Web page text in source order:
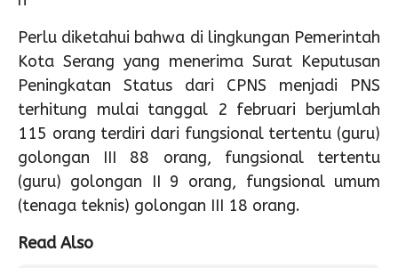
Perlu diketahui bahwa di lingkungan Pemerintah
Kota Serang yang menerima Surat Keputusan
Peningkatan Status dari CPNS menjadi PNS
terhitung mulai tanggal 2 februari berjumlah
115 orang terdiri dari fungsional tertentu (guru)
golongan III 88 orang, fungsional tertentu
(guru) golongan II 9 orang, fungsional umum
(tenaga teknis) golongan III 18 orang.
Read Also